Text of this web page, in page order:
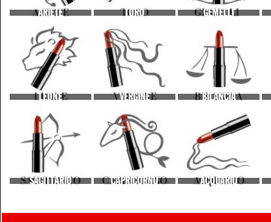
ARIETE TORO GEMELLI
LEONE VERGINE BILANCIA
SAGITTARIO CAPRICORNO ACQUARIO